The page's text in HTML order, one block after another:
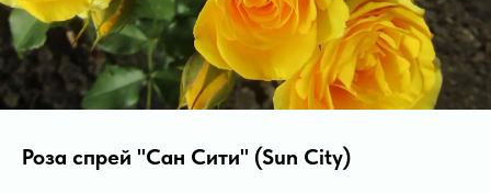
Роза спрей "Сан Сити" (Sun City)